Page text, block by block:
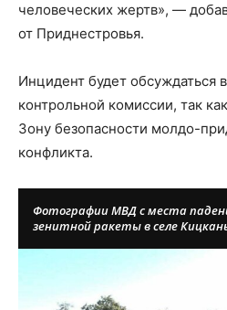
человеческих жертв», —
от Приднестровья.
Инцидент будет обсуждаться
контрольной комиссии, так
Зону безопасности молдо-
конфликта.
Фотографии МВД с места
зенитной ракеты в селе